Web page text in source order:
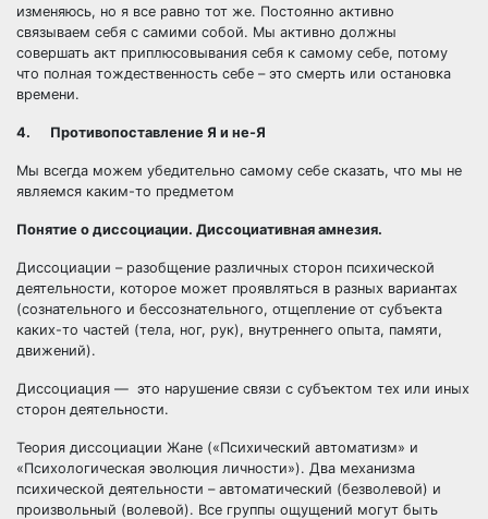
изменяюсь, но я все равно тот же. Постоянно активно
связываем себя с самими собой. Мы активно должны
совершать акт приплюсовывания себя к самому себе, потому
что полная тождественность себе – это смерть или остановка
времени.
4. Противопоставление Я и не-Я
Мы всегда можем убедительно самому себе сказать, что мы не
являемся каким-то предметом
Понятие о диссоциации. Диссоциативная амнезия.
Диссоциации – разобщение различных сторон психической
деятельности, которое может проявляться в разных вариантах
(сознательного и бессознательного, отщепление от субъекта
каких-то частей (тела, ног, рук), внутреннего опыта, памяти,
движений).
Диссоциация — это нарушение связи с субъектом тех или иных
сторон деятельности.
Теория диссоциации Жане («Психический автоматизм» и
«Психологическая эволюция личности»). Два механизма
психической деятельности – автоматический (безволевой) и
произвольный (волевой). Все группы ощущений могут быть